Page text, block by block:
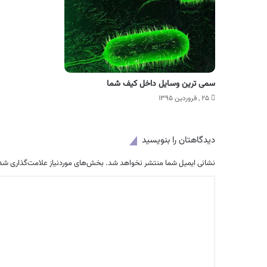
سمی ترین وسایل داخل کیف شما
۲۵ , فروردین ۱۳۹۵
دیدگاهتان را بنویسید
نشانی ایمیل شما منتشر نخواهد شد. بخش‌های موردنیاز علامت‌گذاری